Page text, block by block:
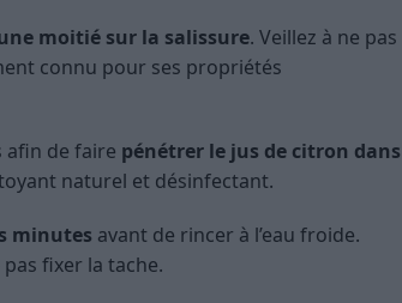
moitié sur la salissure. Veillez à ne pas
connu pour ses propriétés
afin de faire pénétrer le jus de citron dans
naturel et désinfectant.
minutes avant de rincer à l’eau froide.
fixer la tache.